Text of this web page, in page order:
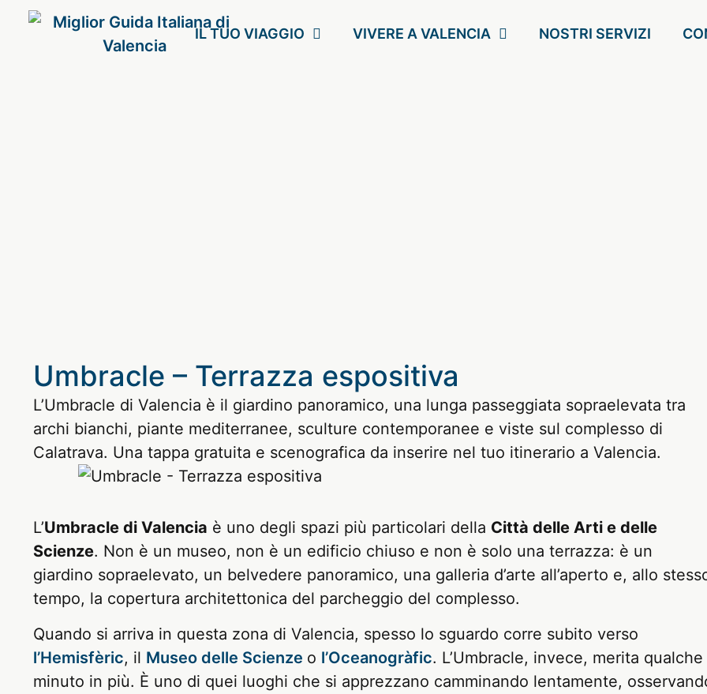
IL TUO VIAGGIO VIVERE A VALENCIA NOSTRI SERVIZI
Umbracle – Terrazza espositiva
L’Umbracle di Valencia è il giardino panoramico, una lunga passeggiata sopraelevata tra
archi bianchi, piante mediterranee, sculture contemporanee e viste sul complesso di
Calatrava. Una tappa gratuita e scenografica da inserire nel tuo itinerario a Valencia.
L’Umbracle di Valencia è uno degli spazi più particolari della Città delle Arti e delle
Scienze. Non è un museo, non è un edificio chiuso e non è solo una terrazza: è un
giardino sopraelevato, un belvedere panoramico, una galleria d’arte all’aperto e, allo
tempo, la copertura architettonica del parcheggio del complesso.
Quando si arriva in questa zona di Valencia, spesso lo sguardo corre subito verso
l’Hemisfèric, il Museo delle Scienze o l’Oceanogràfic. L’Umbracle, invece, merita qualche
minuto in più. È uno di quei luoghi che si apprezzano camminando lentamente,